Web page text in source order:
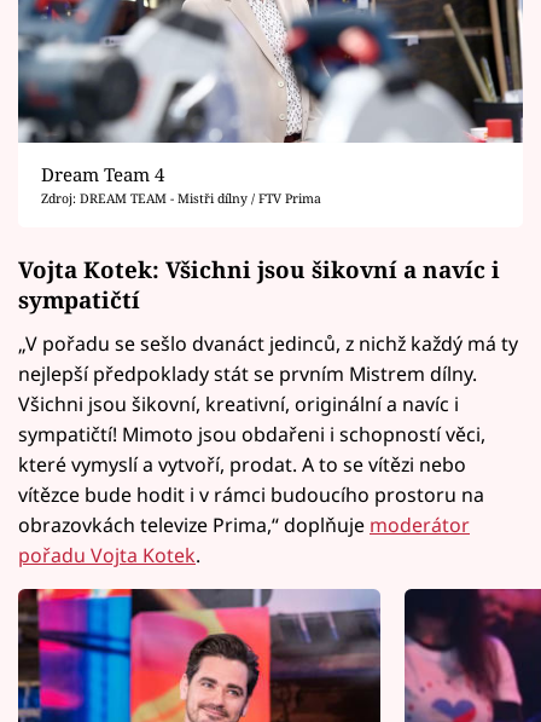
Dream Team 4
Zdroj: DREAM TEAM - Mistři dílny / FTV Prima
Vojta Kotek: Všichni jsou šikovní a navíc i
sympatičtí
„V pořadu se sešlo dvanáct jedinců, z nichž každý má ty
nejlepší předpoklady stát se prvním Mistrem dílny.
Všichni jsou šikovní, kreativní, originální a navíc i
sympatičtí! Mimoto jsou obdařeni i schopností věci,
které vymyslí a vytvoří, prodat. A to se vítězi nebo
vítězce bude hodit i v rámci budoucího prostoru na
obrazovkách televize Prima,“ doplňuje moderátor
pořadu Vojta Kotek.